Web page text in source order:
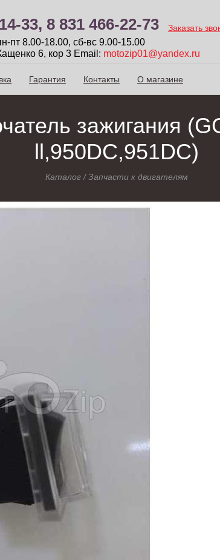
33, 8 831 466-22-73 Заказать
пт 8.00-18.00, сб-вc 9.00-15.00
6, кор 3 Email: motozip01@yandex.ru
Гарантия Контакты О магазине
зажигания
ll,950DC,951DC)
Каталог /Запчасти к двигателям